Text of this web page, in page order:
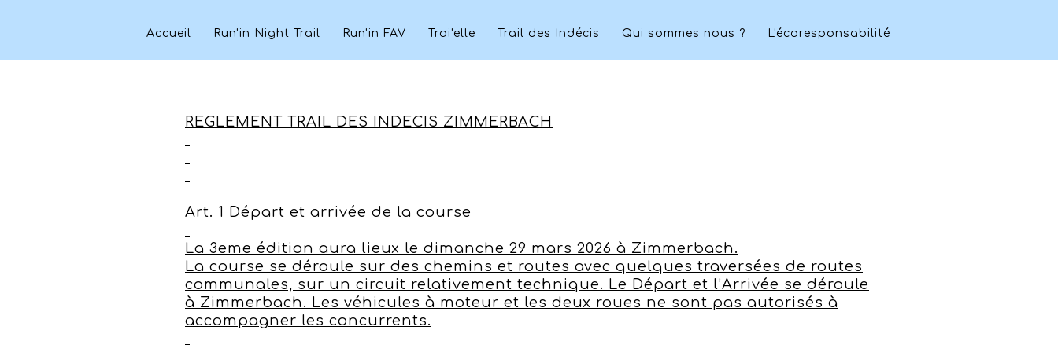
Accueil Run'in Night Trail Run'in FAV Trai'elle Trail des Indécis Qui sommes nous ? L'écoresponsabilité
REGLEMENT TRAIL DES INDECIS ZIMMERBACH
Art. 1 Départ et arrivée de la course
La 3eme édition aura lieux le dimanche 29 mars 2026 à Zimmerbach.
La course se déroule sur des chemins et routes avec quelques traversées de routes
communales, sur un circuit relativement technique. Le Départ et l’Arrivée se déroule
à Zimmerbach. Les véhicules à moteur et les deux roues ne sont pas autorisés à
accompagner les concurrents.